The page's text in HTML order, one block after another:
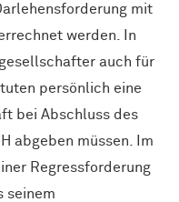
mit
werden. In
auch für
persönlich eine
bei Abschluss des
abgeben müssen. Im
Regressforderung
seinem